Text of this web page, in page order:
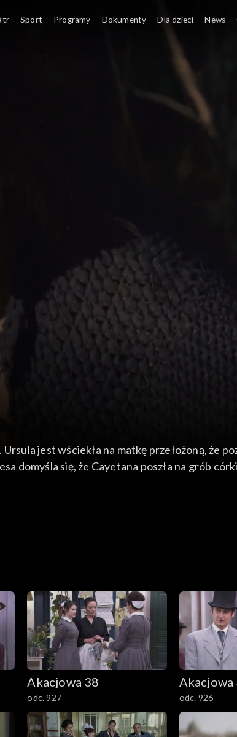
jest wściekła na matkę przełożoną, że
domyśla się, że Cayetana poszła na grób
Akacjowa 38
odc. 927
Akacjowa
odc. 926
Sport Programy Dokumenty Dla dzieci News